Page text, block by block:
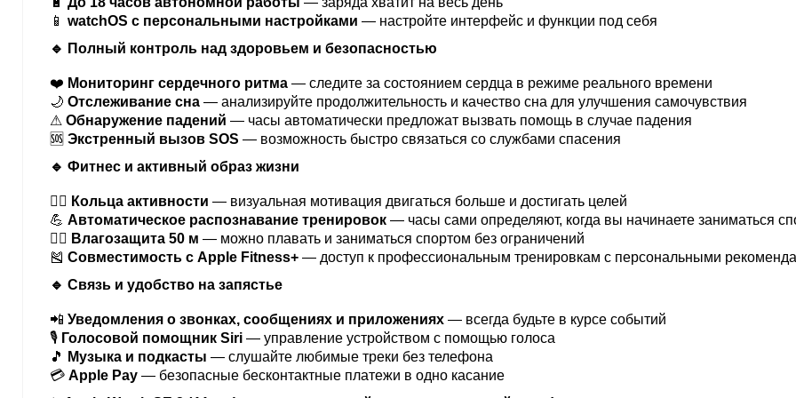
📱 watchOS с персональными настройками — настройте интерфейс и функции под себя
🔹 Полный контроль над здоровьем и безопасностью
❤️ Мониторинг сердечного ритма — следите за состоянием сердца в режиме реального времени
🌙 Отслеживание сна — анализируйте продолжительность и качество сна для улучшения самочувствия
⚠ Обнаружение падений — часы автоматически предложат вызвать помощь в случае падения
🆘 Экстренный вызов SOS — возможность быстро связаться со службами спасения
🔹 Фитнес и активный образ жизни
🏃‍♂️ Кольца активности — визуальная мотивация двигаться больше и достигать целей
💪 Автоматическое распознавание тренировок — часы сами определяют, когда вы начинаете заниматься
🏊‍♂️ Влагозащита 50 м — можно плавать и заниматься спортом без ограничений
🎽 Совместимость с Apple Fitness+ — доступ к профессиональным тренировкам с персональными
🔹 Связь и удобство на запястье
📲 Уведомления о звонках, сообщениях и приложениях — всегда будьте в курсе событий
🎙 Голосовой помощник Siri — управление устройством с помощью голоса
🎵
Музыка и подкасты — слушайте любимые треки без телефона
💳 Apple Pay — безопасные бесконтактные платежи в одно касание